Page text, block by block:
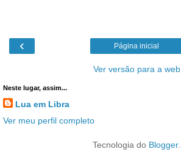
‹ Página inicial
Ver versão para a web
Neste lugar, assim...
Lua em Libra
Ver meu perfil completo
Tecnologia do Blogger.